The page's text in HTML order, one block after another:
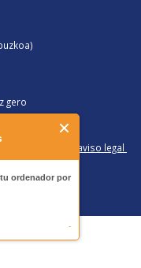
ordenador por
-
gero
de privacidad y aviso legal